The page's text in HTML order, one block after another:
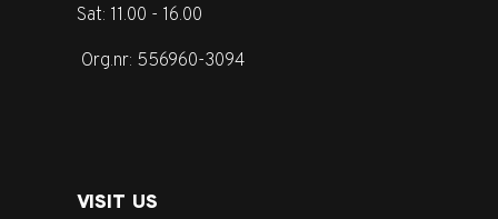
Sat: 11.00 - 16.00
Org.nr: 556960-3094
VISIT US